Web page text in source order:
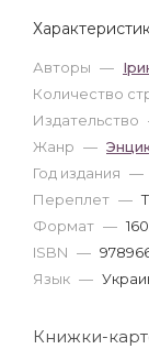
Авторы —
Количество
Издательство
Жанр —
Год издания —
Переплет —
Формат —
ISBN —
Язык —
Книжки-